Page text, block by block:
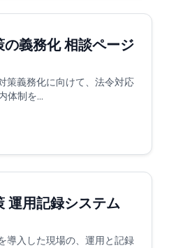
の義務化 相談ページ
策義務化に向けて、法令対応
体制を...
運用記録システム
導入した現場の、運用と記録